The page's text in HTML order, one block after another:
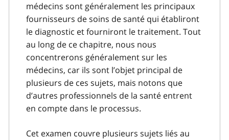
médecins sont généralement les principaux
fournisseurs de soins de santé qui établiront
le diagnostic et fourniront le traitement. Tout
au long de ce chapitre, nous nous
concentrerons généralement sur les
médecins, car ils sont l’objet principal de
plusieurs de ces sujets, mais notons que
d’autres professionnels de la santé entrent
en compte dans le processus.
Cet examen couvre plusieurs sujets liés au